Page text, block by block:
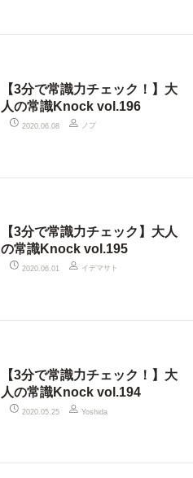
【3分で常識力チェック！】大
人の常識Knock vol.196
2020.06.08 ノブ
【3分で常識力チェック】大人
の常識Knock vol.195
2020.06.01 イデマサト
【3分で常識力チェック！】大
人の常識Knock vol.194
2020.05.25 Yoshida